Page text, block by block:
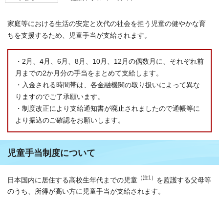
家庭等における生活の安定と次代の社会を担う児童の健やかな育
ちを支援するため、児童手当が支給されます。
・2月、4月、6月、8月、10月、12月の偶数月に、それぞれ前
月までの2か月分の手当をまとめて支給します。
・入金される時間帯は、各金融機関の取り扱いによって異な
りますのでご了承願います。
・制度改正により支給通知書が廃止されましたので通帳等に
より振込のご確認をお願いします。
児童手当制度について
日本国内に居住する高校生年代までの児童 （注1） を監護する父母等
のうち、所得が高い方に児童手当が支給されます。